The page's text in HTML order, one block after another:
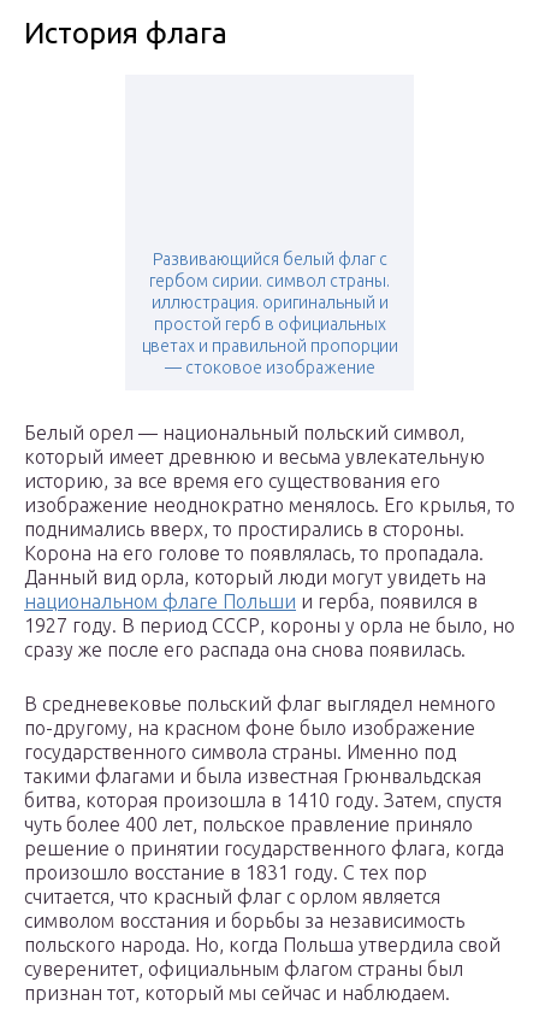
История флага
Развивающийся белый флаг с
гербом сирии. символ страны.
иллюстрация. оригинальный и
простой герб в официальных
цветах и правильной пропорции
— стоковое изображение
Белый орел — национальный польский символ,
который имеет древнюю и весьма увлекательную
историю, за все время его существования его
изображение неоднократно менялось. Его крылья, то
поднимались вверх, то простирались в стороны.
Корона на его голове то появлялась, то пропадала.
Данный вид орла, который люди могут увидеть на
национальном флаге Польши и герба, появился в
1927 году. В период СССР, короны у орла не было, но
сразу же после его распада она снова появилась.
В средневековье польский флаг выглядел немного
по-другому, на красном фоне было изображение
государственного символа страны. Именно под
такими флагами и была известная Грюнвальдская
битва, которая произошла в 1410 году. Затем, спустя
чуть более 400 лет, польское правление приняло
решение о принятии государственного флага, когда
произошло восстание в 1831 году. С тех пор
считается, что красный флаг с орлом является
символом восстания и борьбы за независимость
польского народа. Но, когда Польша утвердила свой
суверенитет, официальным флагом страны был
признан тот, который мы сейчас и наблюдаем.